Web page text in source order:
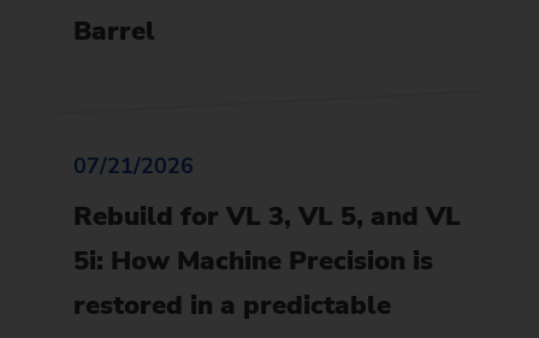
Barrel
07/21/2026
Rebuild for VL 3, VL 5, and VL
5i: How Machine Precision is
restored in a predictable